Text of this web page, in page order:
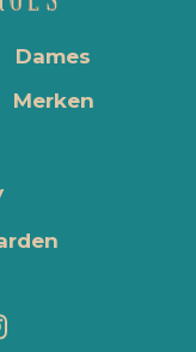
Dames
Merken